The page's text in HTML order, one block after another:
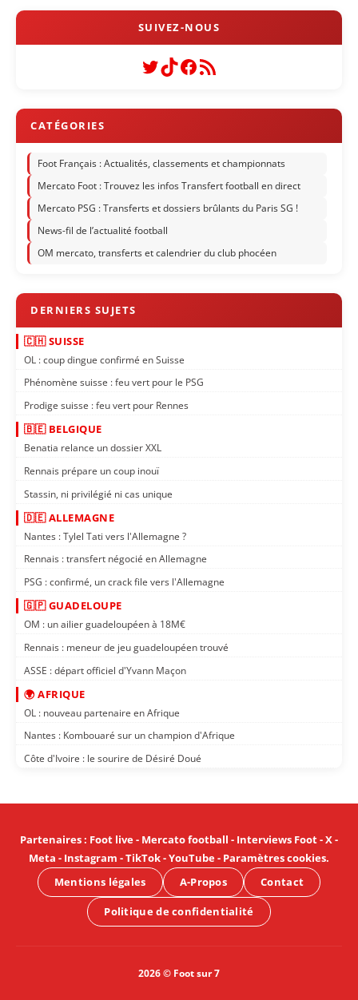
Twitter
TikTok
Facebook
Flux RSS
Foot Français : Actualités, classements et championnats
Mercato Foot : Trouvez les infos Transfert football en direct
Mercato PSG : Transferts et dossiers brûlants du Paris SG !
News-fil de l’actualité football
OM mercato, transferts et calendrier du club phocéen
🇨🇭 SUISSE
OL : coup dingue confirmé en Suisse
Phénomène suisse : feu vert pour le PSG
Prodige suisse : feu vert pour Rennes
🇧🇪 BELGIQUE
Benatia relance un dossier XXL
Rennais prépare un coup inouï
Stassin, ni privilégié ni cas unique
🇩🇪 ALLEMAGNE
Nantes : Tylel Tati vers l'Allemagne ?
Rennais : transfert négocié en Allemagne
PSG : confirmé, un crack file vers l'Allemagne
🇬🇵 GUADELOUPE
OM : un ailier guadeloupéen à 18M€
Rennais : meneur de jeu guadeloupéen trouvé
ASSE : départ officiel d'Yvann Maçon
🌍 AFRIQUE
OL : nouveau partenaire en Afrique
Nantes : Kombouaré sur un champion d'Afrique
Côte d'Ivoire : le sourire de Désiré Doué
Partenaires: Foot live- Mercato football - Interviews Foot-X-
Meta - Instagram -TikTok-YouTube- Paramètres cookies.
Mentions légales
A-Propos Contact
Politique de confidentialité
2026 © Foot sur 7